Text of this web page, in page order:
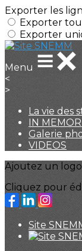
Exporter les
Exporter
Exporter
Menu
<
>
La vie des
IN
Galerie
VIDEOS
Ajoutez un
Cliquez pour
Site